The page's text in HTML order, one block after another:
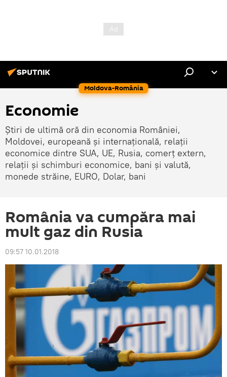
Moldova-România
Economie
Știri de ultimă oră din economia României,
Moldovei, europeană și internațională, relații
economice dintre SUA, UE, Rusia, comerț extern,
relații și schimburi economice, bani și valută,
monede străine, EURO, Dolar, bani
România va cumpăra mai
mult gaz din Rusia
09:57 10.01.2018